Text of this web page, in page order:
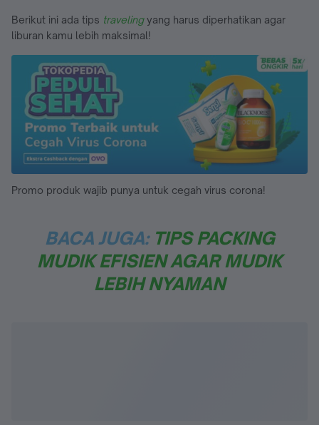
Berikut ini ada tips travelingyang harus diperhatikan agar
liburan kamu lebih maksimal!
Promo produk wajib punya untuk cegah virus corona!
BACA JUGA: TIPS PACKING
MUDIK EFISIEN AGAR MUDIK
LEBIH NYAMAN